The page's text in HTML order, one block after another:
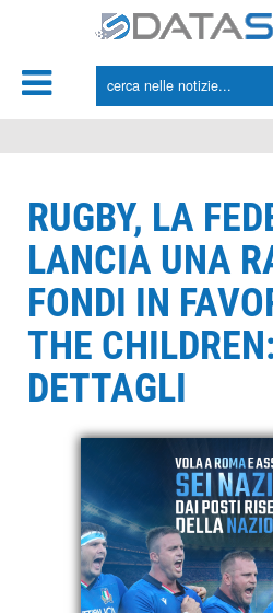
RUGBY, LA
LANCIA UNA
FONDI IN
THE
DETTAGLI